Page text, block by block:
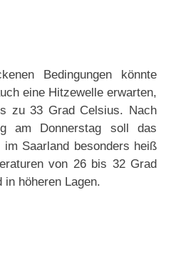
Bedingungen könnte
eine Hitzewelle erwarten,
zu 33 Grad Celsius. Nach
am Donnerstag soll das
Saarland besonders heiß
von 26 bis 32 Grad
in höheren Lagen.